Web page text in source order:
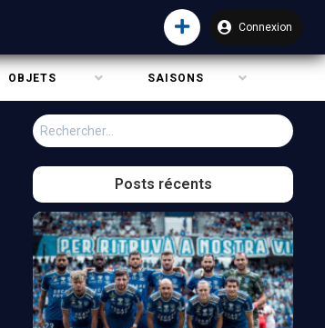
Connexion
OBJETS SAISONS
Rechercher :
Posts récents